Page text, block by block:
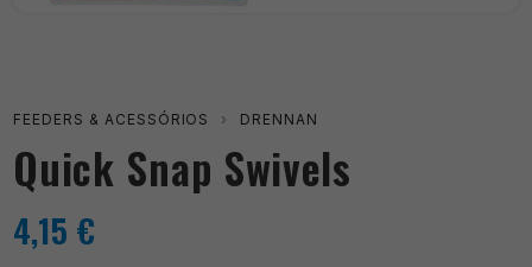
FEEDERS & ACESSÓRIOS › DRENNAN
Quick Snap Swivels
4,15 €